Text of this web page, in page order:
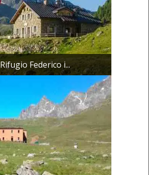
Rifugio Federico i...